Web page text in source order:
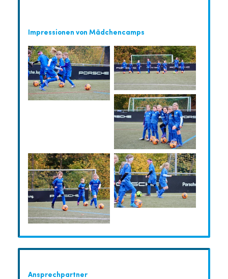
Impressionen von Mädchencamps
Ansprechpartner